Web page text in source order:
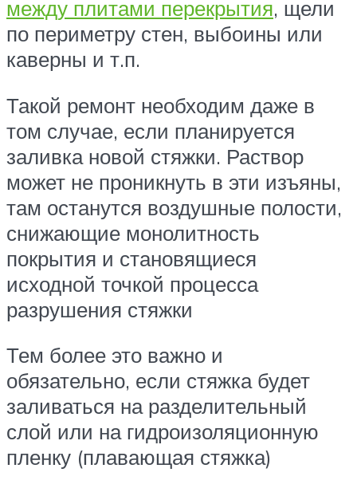
между плитами перекрытия, щели
по периметру стен, выбоины или
каверны и т.п.
Такой ремонт необходим даже в
том случае, если планируется
заливка новой стяжки. Раствор
может не проникнуть в эти изъяны,
там останутся воздушные полости,
снижающие монолитность
покрытия и становящиеся
исходной точкой процесса
разрушения стяжки
Тем более это важно и
обязательно, если стяжка будет
заливаться на разделительный
слой или на гидроизоляционную
пленку (плавающая стяжка)